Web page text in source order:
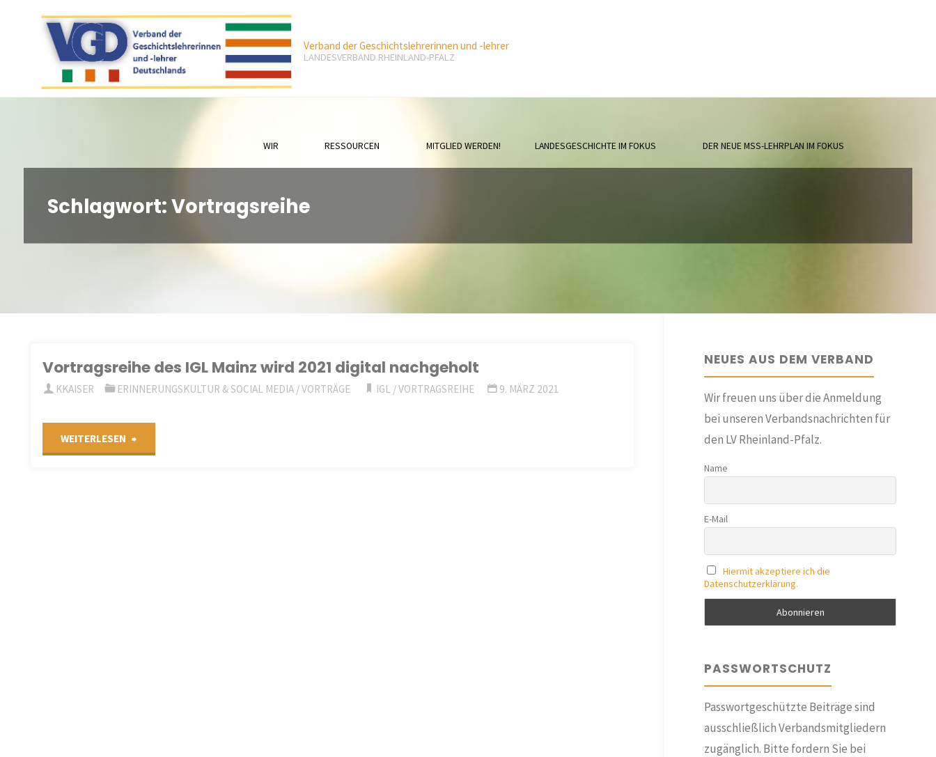
Verband der Geschichtslehrerinnen und -lehrer
LANDESVERBAND RHEINLAND-PFALZ
WIR RESSOURCEN MITGLIED WERDEN! LANDESGESCHICHTE IM FOKUS DER NEUE MSS-LEHRPLAN IM FOKUS
Schlagwort:Vortragsreihe
Vortragsreihe des IGL Mainz wird 2021 digital nachgeholt
KKAISER ERINNERUNGSKULTUR & SOCIAL MEDIA /VORTRÄGE IGL/VORTRAGSREIHE 9. MÄRZ 2021
WEITERLESEN
NEUES AUS DEM VERBAND
Wir freuen uns über die Anmeldung
bei unseren Verbandsnachrichten für
den LV Rheinland-Pfalz.
Name
E-Mail
Hiermit akzeptiere ich die
Datenschutzerklärung.
PASSWORTSCHUTZ
Passwortgeschützte Beiträge sind
ausschließlich Verbandsmitgliedern
zugänglich. Bitte fordern Sie bei